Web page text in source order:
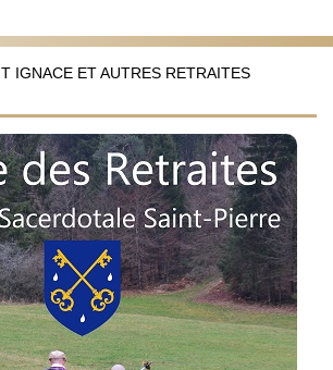
IGNACE ET AUTRES RETRAITES